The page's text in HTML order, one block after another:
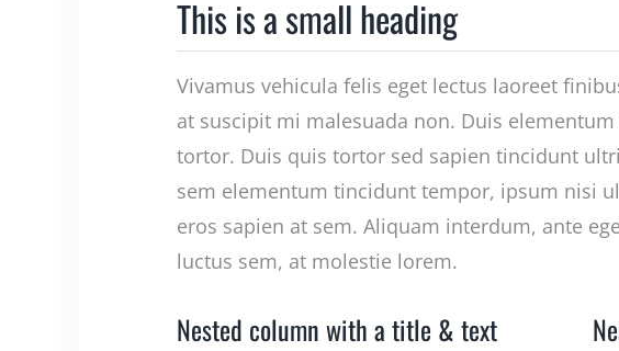
This is a small heading
Vivamus vehicula felis eget lectus laoreet
at suscipit mi malesuada non. Duis
tortor. Duis quis tortor sed sapien tincidunt
sem elementum tincidunt tempor, ipsum nisi
eros sapien at sem. Aliquam interdum, ante
luctus sem, at molestie lorem.
Nested column with a title & text